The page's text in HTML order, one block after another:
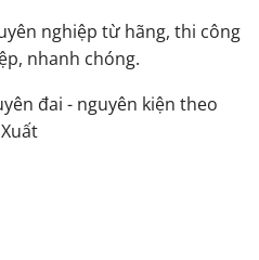
nghiệp từ hãng, thi công
nhanh chóng.
đai - nguyên kiện theo